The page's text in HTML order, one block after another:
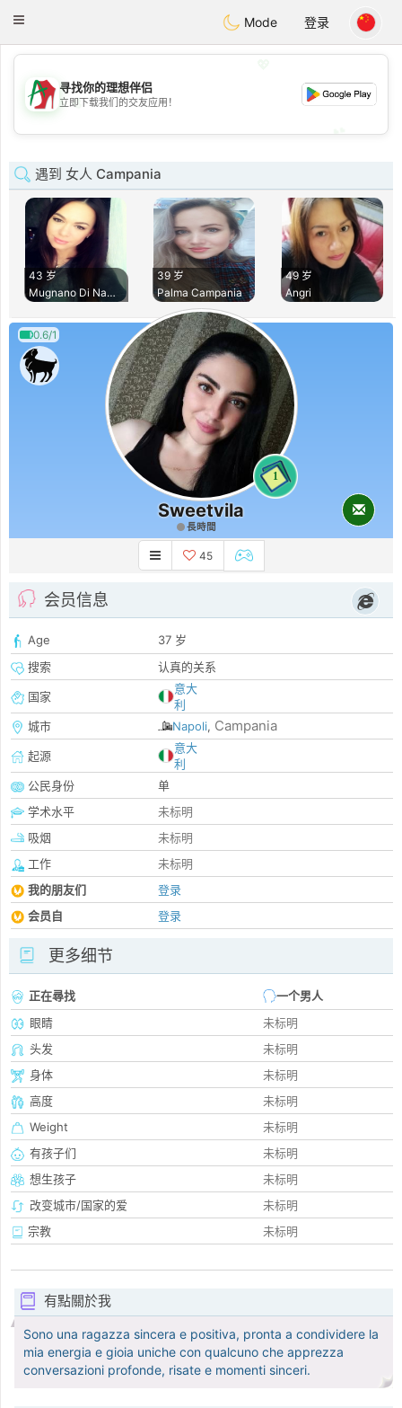
AmamiOra
Toggle
Mode 登录
💖
寻找你的理想伴侣
立即下载我们的交友应用！
遇到 女人 Campania
43 岁
Mugnano Di Napoli
39 岁
Palma Campania
49 岁
Angri
0.6/1
1
Sweetvila
長時間
45
会员信息
Age
37 岁
搜索
认真的关系
国家
意大
利
城市
Napoli, Campania
起源
意大
利
公民身份
单
学术水平
未标明
吸烟
未标明
工作
未标明
我的朋友们
登录
会员自
登录
更多细节
正在尋找
一个男人
眼睛
未标明
头发
未标明
身体
未标明
高度
未标明
Weight
未标明
有孩子们
未标明
想生孩子
未标明
改变城市/国家的爱
未标明
宗教
未标明
有點關於我
Sono una ragazza sincera e positiva, pronta a condividere la
mia energia e gioia uniche con qualcuno che apprezza
conversazioni profonde, risate e momenti sinceri.